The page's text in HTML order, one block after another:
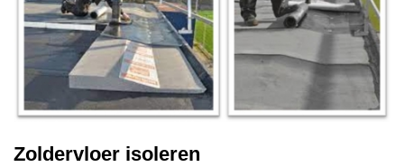
Zoldervloer isoleren